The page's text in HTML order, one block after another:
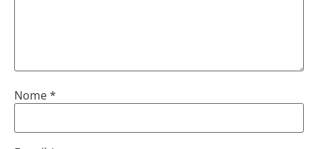
Nome*